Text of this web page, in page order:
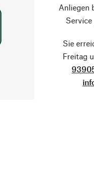
Anliegen
Sie
Freitag